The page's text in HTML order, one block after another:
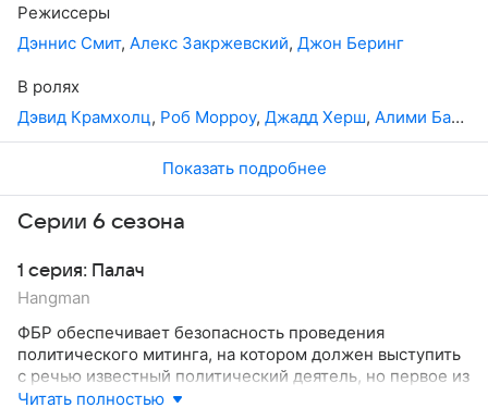
Режиссеры
Дэннис Смит, Алекс Закржевский, Джон Беринг
В ролях
Дэвид Крамхолц, Роб Морроу, Джадд Херш, Алими Баллард
Показать подробнее
Серии 6 сезона
1 серия: Палач
Hangman
ФБР обеспечивает безопасность проведения
политического митинга, на котором должен выступить
с речью известный политический деятель, но первое из
серии покушений на его жизнь происходит
Читать полностью